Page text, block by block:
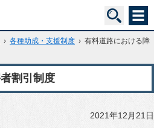
› 各種助成・支援制度 › 有料道路における障
割引制度
2021年12月21日